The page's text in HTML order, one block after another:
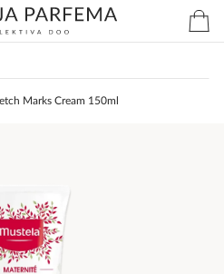
Marks Cream 150ml